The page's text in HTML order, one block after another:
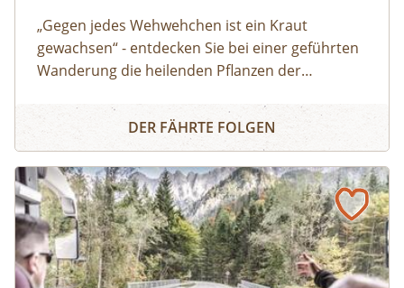
„Gegen jedes Wehwehchen ist ein Kraut
gewachsen“ - entdecken Sie bei einer geführten
Wanderung die heilenden Pflanzen der
Steilhang oberhalb der Möllschlucht beherbergt
seltene Kräuter, die sonst nur in Felsspalten
Wirkung und Anwendung.
Kräuterwanderung Heiligenblut
DER FÄHRTE FOLGEN